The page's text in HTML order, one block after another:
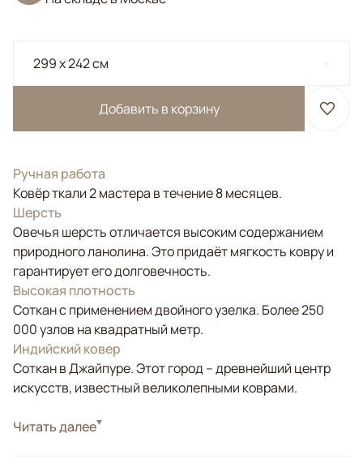
299 x 242 см
Добавить в корзину
Ручная работа
Ковёр ткали 2 мастера в течение 8 месяцев.
Шерсть
Овечья шерсть отличается высоким содержанием
природного ланолина. Это придаёт мягкость ковру и
гарантирует его долговечность.
Высокая плотность
Соткан с применением двойного узелка. Более 250
000 узлов на квадратный метр.
Индийский ковер
Соткан в Джайпуре. Этот город – древнейший центр
искусств, известный великолепными коврами.
СтильКлассические
Читать далее